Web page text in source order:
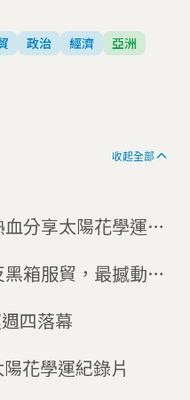
政治 經濟 亞洲
收起全部
分享太陽花學運紀
箱服貿，最撼動人
四落幕
花學運紀錄片